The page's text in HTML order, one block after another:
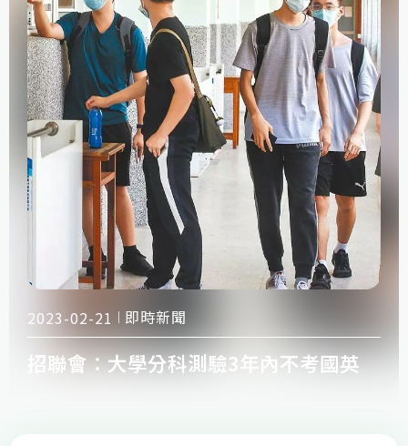
2023-02-21 即時新聞
招聯會：大學分科測驗3年內不考國英